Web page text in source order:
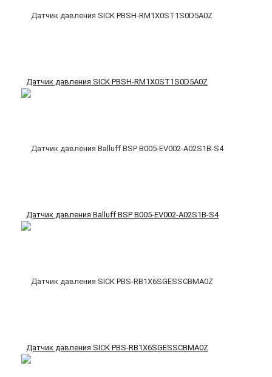
Датчик давления SICK PBSH-RM1X0ST1S0D5A0Z
Датчик давления Balluff BSP B005-EV002-A02S1B-S4
Датчик давления SICK PBS-RB1X6SGESSCBMA0Z